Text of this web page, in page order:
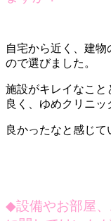
自宅から近く、建
ので選びました。
施設がキレイなこと
良く、ゆめクリニッ
良かったなと感じて
◆設備やお部屋